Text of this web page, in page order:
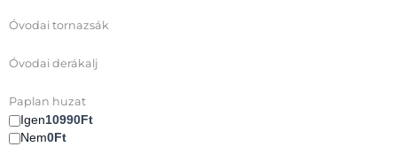
Óvodai tornazsák
Óvodai derákalj
Paplan huzat
Igen10990Ft
Nem0Ft